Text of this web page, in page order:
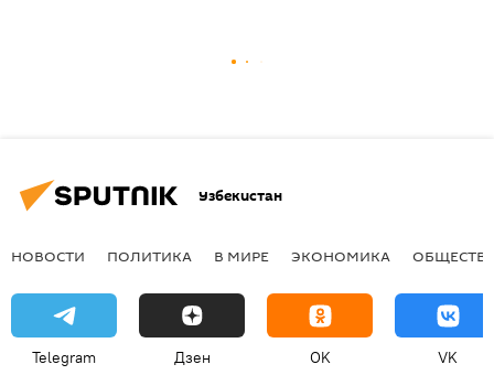
Узбекистан
НОВОСТИ ПОЛИТИКА В МИРЕ ЭКОНОМИКА
Telegram Дзен OK VK